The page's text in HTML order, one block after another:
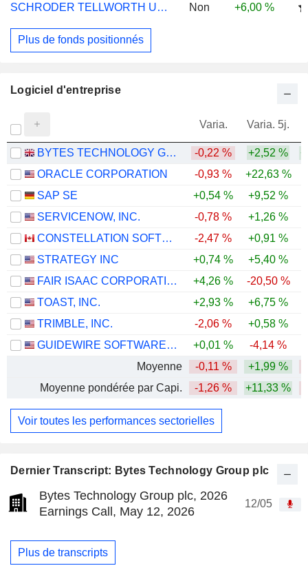
Dernier Transcript: Bytes Technology Group plc
Bytes Technology Group plc, 2026
Earnings Call, May 12, 2026
12/05
Plus de transcripts
SCHRODER TELLWORTH UK DYN ABS RT P2£ACC
Non +6,00 %
Plus de fonds positionnés
Logiciel d'entreprise
Varia. Varia. 5j.
BYTES TECHNOLOGY GROUP PLC -0,22 % +2,52 %
ORACLE CORPORATION
-0,93 % +22,63 %
SAP SE
+0,54 % +9,52 %
SERVICENOW, INC.
-0,78 % +1,26 %
CONSTELLATION SOFTWARE INC.
-2,47 % +0,91 %
STRATEGY INC
+0,74 % +5,40 %
FAIR ISAAC CORPORATION
+4,26 % -20,50 %
TOAST, INC.
+2,93 % +6,75 %
TRIMBLE, INC.
-2,06 % +0,58 %
GUIDEWIRE SOFTWARE, INC.
+0,01 % -4,14 %
Moyenne
-0,11 % +1,99 %
Moyenne pondérée par Capi.
-1,26 % +11,33 %
Voir toutes les performances sectorielles